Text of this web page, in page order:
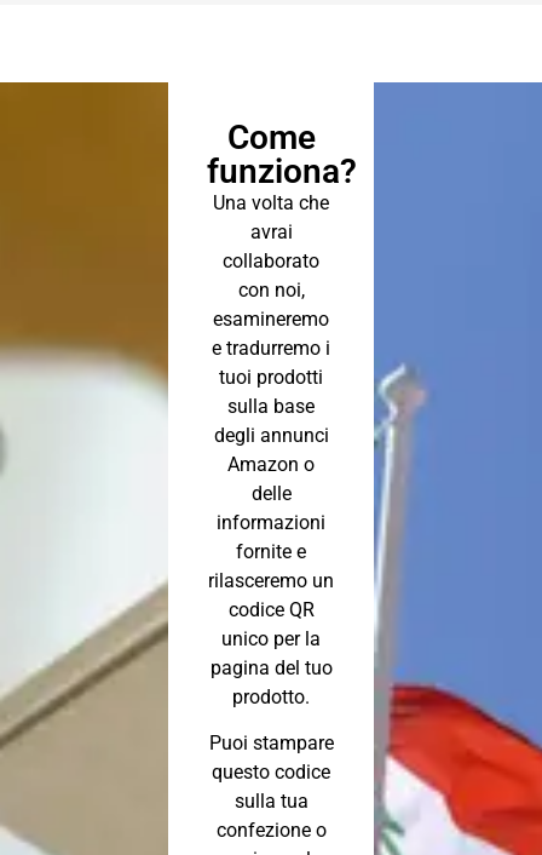
Come
funziona?
Una volta che
avrai
collaborato
con noi,
esamineremo
e tradurremo i
tuoi prodotti
sulla base
degli annunci
Amazon o
delle
informazioni
fornite e
rilasceremo un
codice QR
unico per la
pagina del tuo
prodotto.
Puoi stampare
questo codice
sulla tua
confezione o